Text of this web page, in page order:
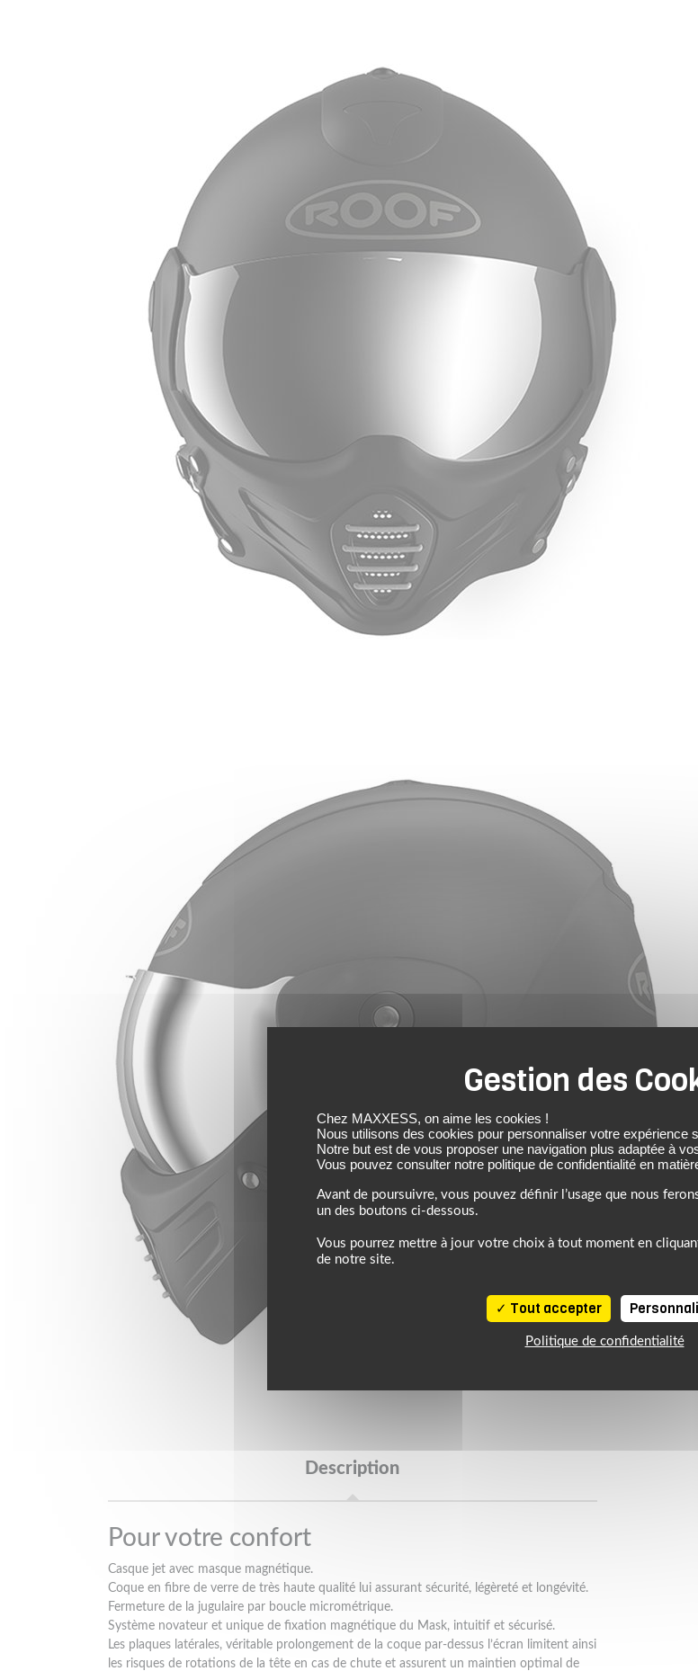
Description
Pour votre confort
Casque jet avec masque magnétique.
Coque en fibre de verre de très haute qualité lui assurant sécurité, légèreté et longévité.
Fermeture de la jugulaire par boucle micrométrique.
Système novateur et unique de fixation magnétique du Mask, intuitif et sécurisé.
Les plaques latérales, véritable prolongement de la coque par-dessus l’écran limitent ainsi
les risques de rotations de la tête en cas de chute et assurent un maintien optimal de
Chez MAXXESS, on aime les cookies !
Nous utilisons des cookies pour personnaliser votre expérience
Notre but est de vous proposer une navigation plus adaptée à
Vous pouvez consulter notre politique de confidentialité en
Avant de poursuivre, vous pouvez définir l’usage que nous
un des boutons ci-dessous.
Vous pourrez mettre à jour votre choix à tout moment en
de notre site.
Tout accepter
Politique de confidentialité